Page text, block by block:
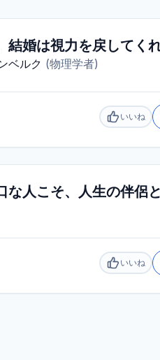
結婚は視力を戻してくれ
ベルク (物理学者)
いいね
いいね
な人こそ、人生の伴侶
いいね
いいね